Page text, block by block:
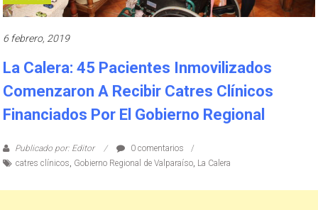
6 febrero, 2019
La Calera: 45 Pacientes Inmovilizados
Comenzaron A Recibir Catres Clínicos
Financiados Por El Gobierno Regional
Publicado por: Editor
0 comentarios
catres clínicos Gobierno Regional de Valparaíso La Calera